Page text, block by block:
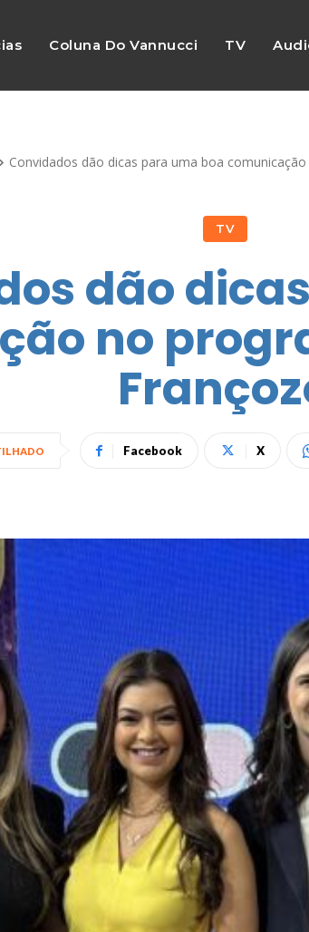
Coluna Do Vannucci TV
Convidados dão dicas para uma boa
TV
dão
no
Facebook X